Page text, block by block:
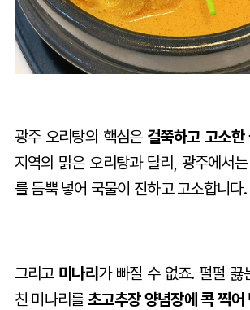
광주 오리탕의 핵심은 걸쭉하고 고소한
지역의 맑은 오리탕과 달리, 광주에서는
를 듬뿍 넣어 국물이 진하고 고소합니다.
그리고 미나리 가 빠질 수 없죠. 펄펄 끓
친 미나리를초고추장 양념장에 콕 찍어